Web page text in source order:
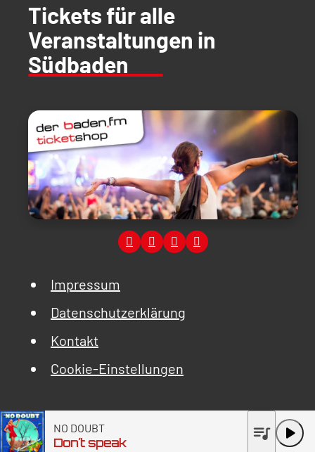
Tickets für alle
Veranstaltungen in
Südbaden
Impressum
Datenschutzerklärung
Kontakt
Cookie-Einstellungen
NO DOUBT
Don´t speak play_arrow
queue_music